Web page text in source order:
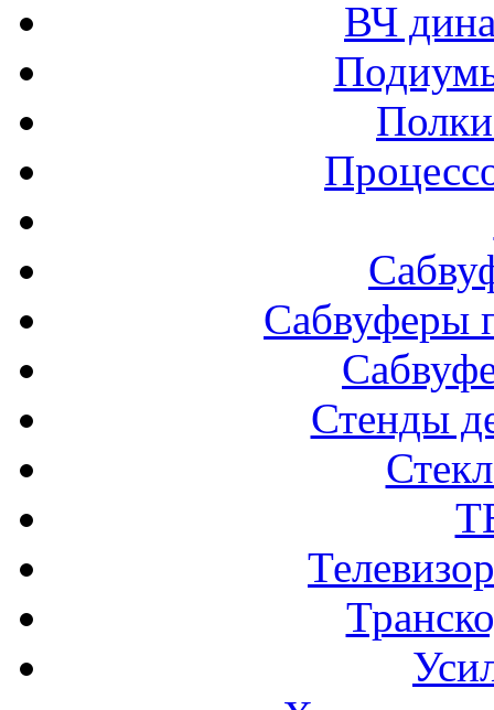
ВЧ
Сабвуферы
Стенды